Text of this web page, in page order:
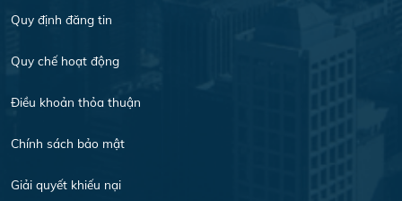
Quy định đăng tin
Quy chế hoạt động
Điều khoản thỏa thuận
Chính sách bảo mật
Giải quyết khiếu nại